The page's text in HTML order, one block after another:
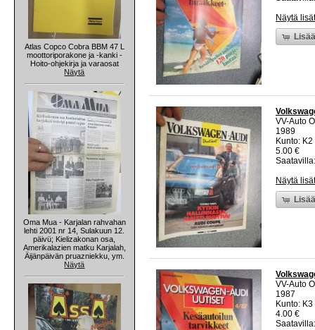
Atlas Copco Cobra BBM 47 L
moottoriporakone ja -kanki -
Hoito-ohjekirja ja varaosat
Näytä
Oma Mua - Karjalan rahvahan
lehti 2001 nr 14, Sulakuun 12.
päivü; Kielizakonan osa,
Amerikalazien matku Karjalah,
Äijänpäivän pruazniekku, ym.
Näytä
Näytä
VV-Auto
1989
Kunto:
5.00 €
Näytä
VV-Auto
1987
Kunto:
4.00 €